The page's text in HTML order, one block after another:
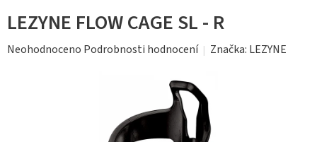
LEZYNE FLOW CAGE SL - R
Průměrné
Neohodnoceno Podrobnosti hodnocení Značka: LEZYNE